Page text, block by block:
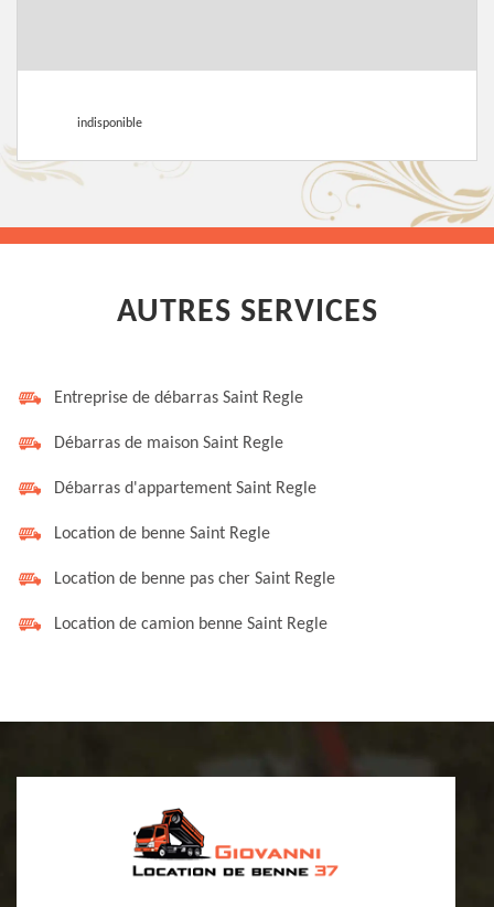
indisponible
AUTRES SERVICES
Entreprise de débarras Saint Regle
Débarras de maison Saint Regle
Débarras d'appartement Saint Regle
Location de benne Saint Regle
Location de benne pas cher Saint Regle
Location de camion benne Saint Regle